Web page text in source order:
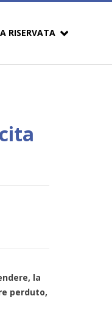
RISERVATA
la
perduto,